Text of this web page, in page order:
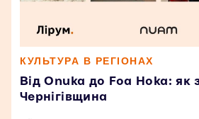
КУЛЬТУРА В РЕГІОНАХ
Від Onuka до Foa Hoka: як
Чернігівщина